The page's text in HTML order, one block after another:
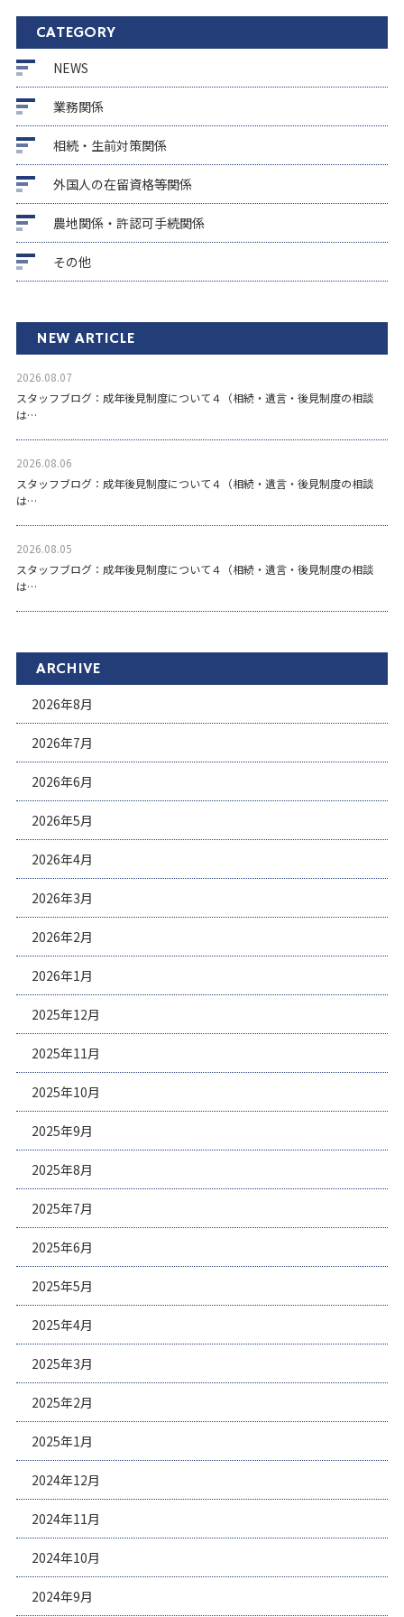
CATEGORY
NEWS
業務関係
相続・生前対策関係
外国人の在留資格等関係
農地関係・許認可手続関係
その他
NEW ARTICLE
2026.08.07
スタッフブログ：成年後見制度について４（相続・遺言・後見制度の相談
は…
2026.08.06
スタッフブログ：成年後見制度について４（相続・遺言・後見制度の相談
は…
2026.08.05
スタッフブログ：成年後見制度について４（相続・遺言・後見制度の相談
は…
ARCHIVE
2026年8月
2026年7月
2026年6月
2026年5月
2026年4月
2026年3月
2026年2月
2026年1月
2025年12月
2025年11月
2025年10月
2025年9月
2025年8月
2025年7月
2025年6月
2025年5月
2025年4月
2025年3月
2025年2月
2025年1月
2024年12月
2024年11月
2024年10月
2024年9月